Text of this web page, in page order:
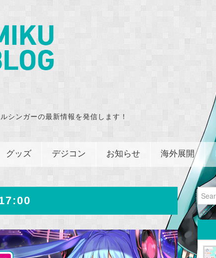
シンガーの最新情報を発信します！
グッズ デジコン お知らせ 海外展開
Search
for: